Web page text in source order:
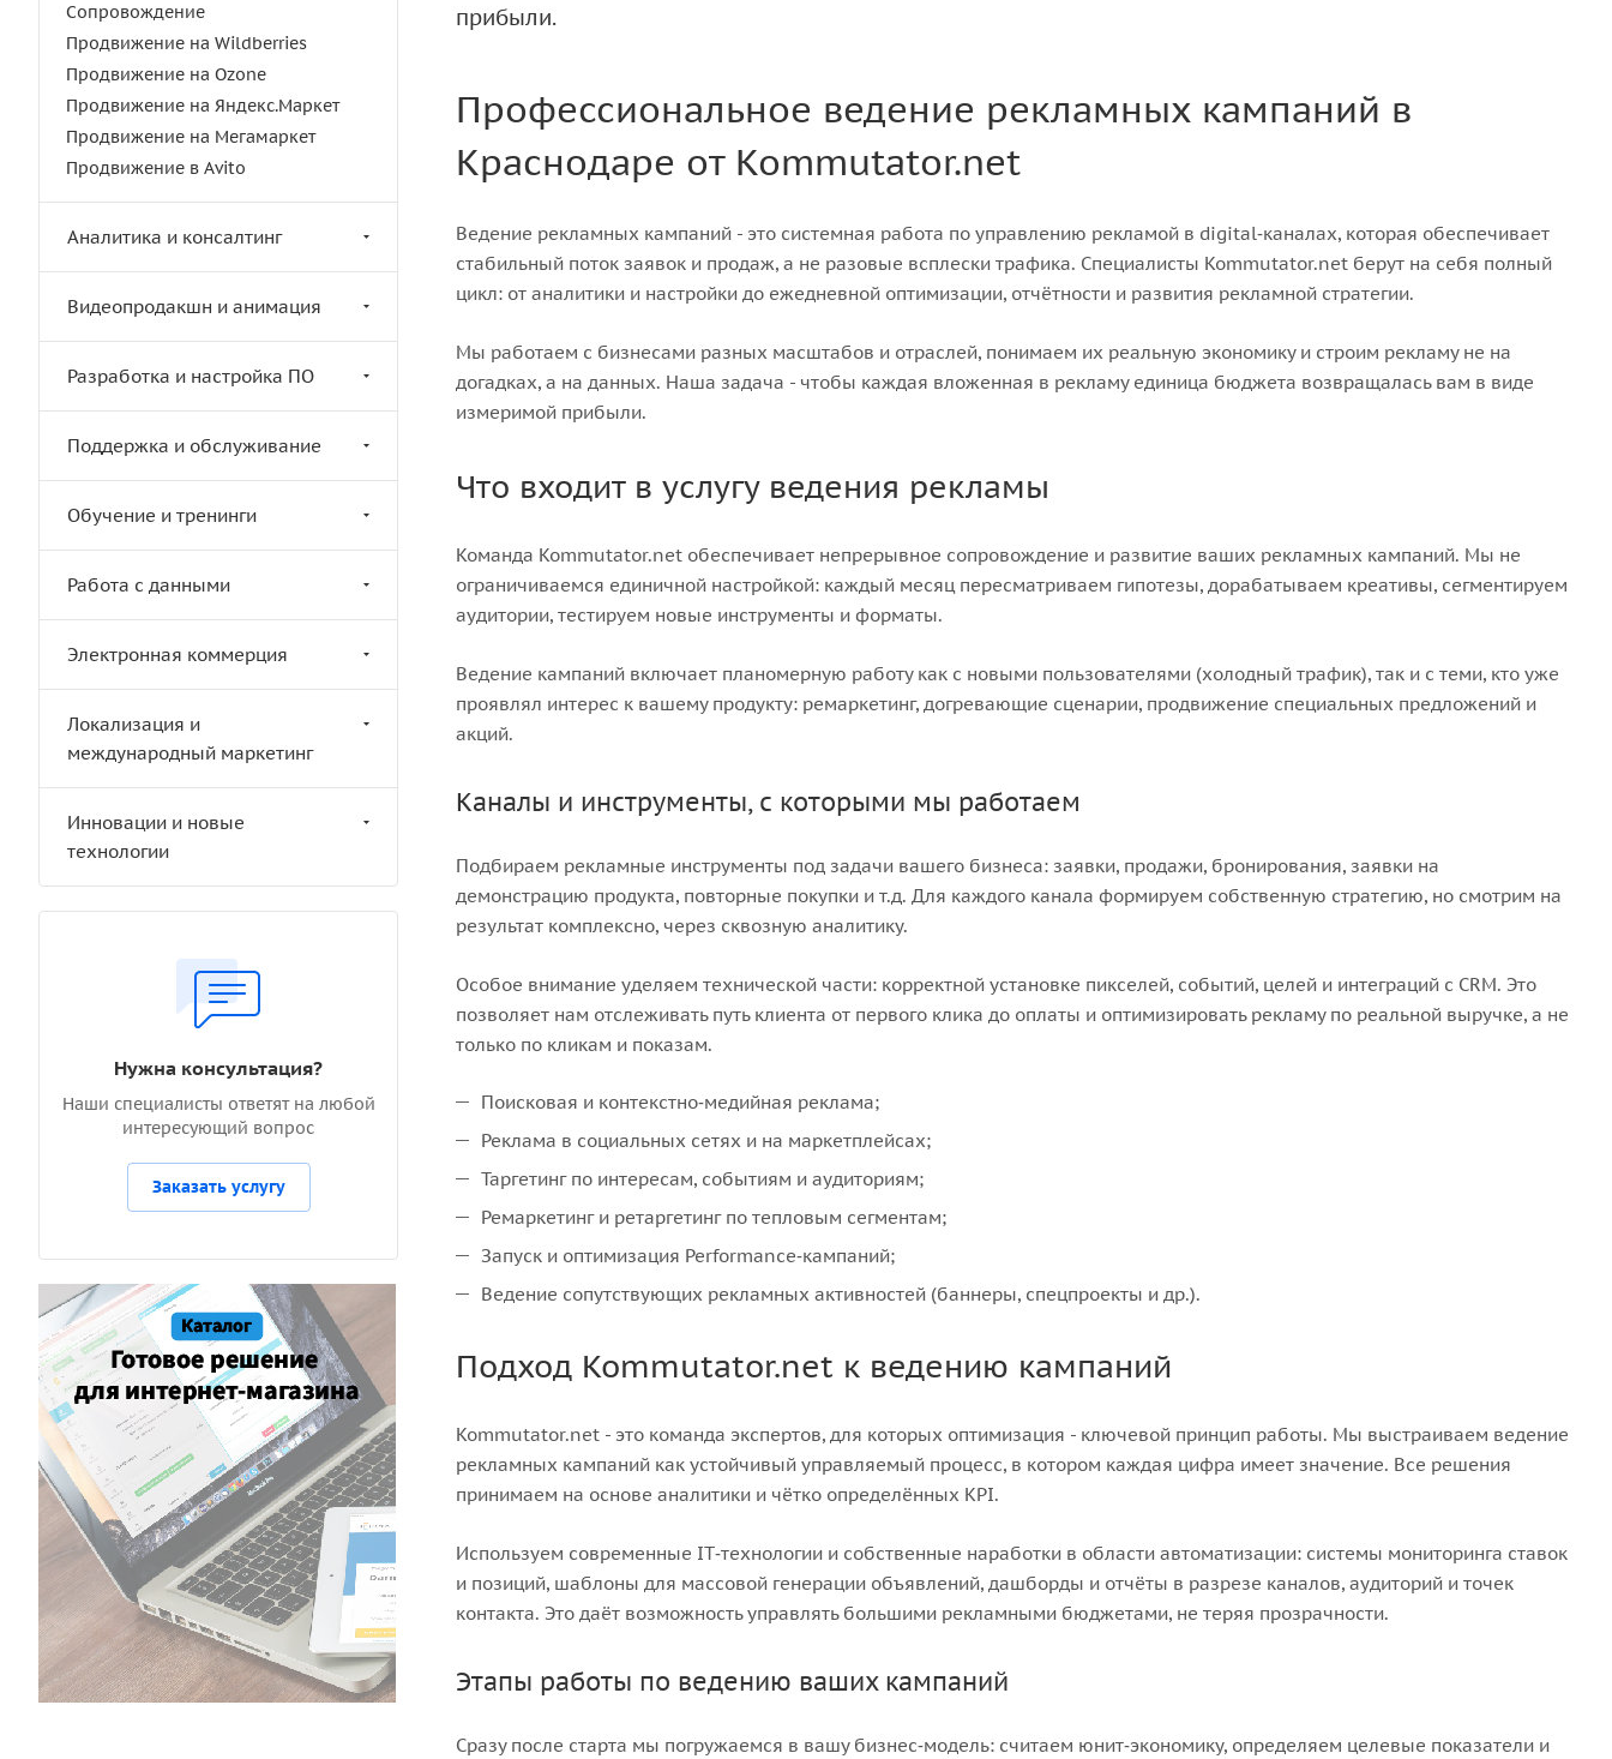
прибыли.
Профессиональное ведение рекламных кампаний в
Краснодаре от Kommutator.net
Ведение рекламных кампаний - это системная работа по управлению рекламой в digital‑каналах, которая обеспечивает
стабильный поток заявок и продаж, а не разовые всплески трафика. Специалисты Kommutator.net берут на себя полный
цикл: от аналитики и настройки до ежедневной оптимизации, отчётности и развития рекламной стратегии.
Мы работаем с бизнесами разных масштабов и отраслей, понимаем их реальную экономику и строим рекламу не на
догадках, а на данных. Наша задача - чтобы каждая вложенная в рекламу единица бюджета возвращалась вам в виде
измеримой прибыли.
Что входит в услугу ведения рекламы
Команда Kommutator.net обеспечивает непрерывное сопровождение и развитие ваших рекламных кампаний. Мы не
ограничиваемся единичной настройкой: каждый месяц пересматриваем гипотезы, дорабатываем креативы, сегментируем
аудитории, тестируем новые инструменты и форматы.
Ведение кампаний включает планомерную работу как с новыми пользователями (холодный трафик), так и с теми, кто уже
проявлял интерес к вашему продукту: ремаркетинг, догревающие сценарии, продвижение специальных предложений и
акций.
Каналы и инструменты, с которыми мы работаем
Подбираем рекламные инструменты под задачи вашего бизнеса: заявки, продажи, бронирования, заявки на
демонстрацию продукта, повторные покупки и т.д. Для каждого канала формируем собственную стратегию, но смотрим на
результат комплексно, через сквозную аналитику.
Особое внимание уделяем технической части: корректной установке пикселей, событий, целей и интеграций с CRM. Это
позволяет нам отслеживать путь клиента от первого клика до оплаты и оптимизировать рекламу по реальной выручке, а не
только по кликам и показам.
Поисковая и контекстно‑медийная реклама;
Реклама в социальных сетях и на маркетплейсах;
Таргетинг по интересам, событиям и аудиториям;
Ремаркетинг и ретаргетинг по тепловым сегментам;
Запуск и оптимизация Performance‑кампаний;
Ведение сопутствующих рекламных активностей (баннеры, спецпроекты и др.).
Подход Kommutator.net к ведению кампаний
Kommutator.net - это команда экспертов, для которых оптимизация - ключевой принцип работы. Мы выстраиваем ведение
рекламных кампаний как устойчивый управляемый процесс, в котором каждая цифра имеет значение. Все решения
принимаем на основе аналитики и чётко определённых KPI.
Используем современные IT‑технологии и собственные наработки в области автоматизации: системы мониторинга ставок
и позиций, шаблоны для массовой генерации объявлений, дашборды и отчёты в разрезе каналов, аудиторий и точек
контакта. Это даёт возможность управлять большими рекламными бюджетами, не теряя прозрачности.
Этапы работы по ведению ваших кампаний
Сразу после старта мы погружаемся в вашу бизнес‑модель: считаем юнит‑экономику, определяем целевые показатели и
Сопровождение
Продвижение на Wildberries
Продвижение на Ozone
Продвижение на Яндекс.Маркет
Продвижение на Мегамаркет
Продвижение в Avito
Аналитика и консалтинг
Видеопродакшн и анимация
Разработка и настройка ПО
Поддержка и обслуживание
Обучение и тренинги
Работа с данными
Электронная коммерция
Локализация и
международный маркетинг
Инновации и новые
технологии
Нужна консультация?
Наши специалисты ответят на любой
интересующий вопрос
Заказать услугу